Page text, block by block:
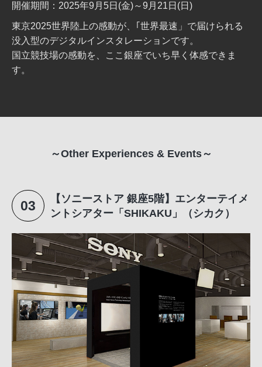
開催期間：2025年9月5日(金)～9月21日(日)
東京2025世界陸上の感動が、｢世界最速」で届けられる
没入型のデジタルインスタレーションです。
国立競技場の感動を、ここ銀座でいち早く体感できま
す。
～Other Experiences & Events～
03
【ソニーストア 銀座5階】エンターテイメ
ントシアター「SHIKAKU」（シカク）